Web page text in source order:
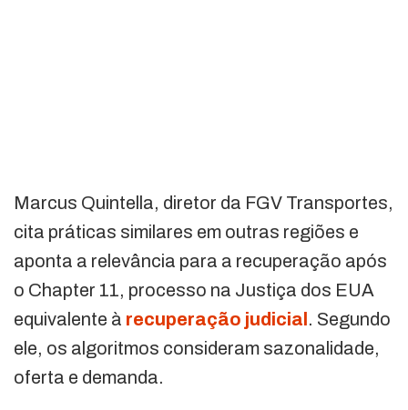
Marcus Quintella, diretor da FGV Transportes,
cita práticas similares em outras regiões e
aponta a relevância para a recuperação após
o Chapter 11, processo na Justiça dos EUA
equivalente à recuperação judicial . Segundo
ele, os algoritmos consideram sazonalidade,
oferta e demanda.